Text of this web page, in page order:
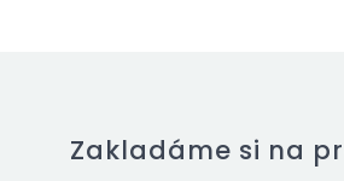
Zakladáme si na